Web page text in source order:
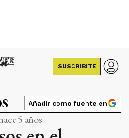
SUSCRIBITE
Añadir como fuente en
5 años